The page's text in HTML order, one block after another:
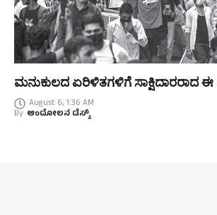
ಮನುಕುಲದ ಏರಿಳಿತಗಳಿಗೆ ಸಾಕ್ಷಿದಾರರಾದ ಈ
August 6, 1:36 AM
By ಆಂದೋಲನ ಡೆಸ್ಕ್